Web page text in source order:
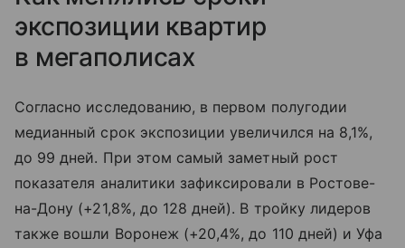
экспозиции квартир
в мегаполисах
Согласно исследованию, в первом полугодии
медианный срок экспозиции увеличился на 8,1%,
до 99 дней. При этом самый заметный рост
показателя аналитики зафиксировали в Ростове-
на-Дону (+21,8%, до 128 дней). В тройку лидеров
также вошли Воронеж (+20,4%, до 110 дней) и Уфа